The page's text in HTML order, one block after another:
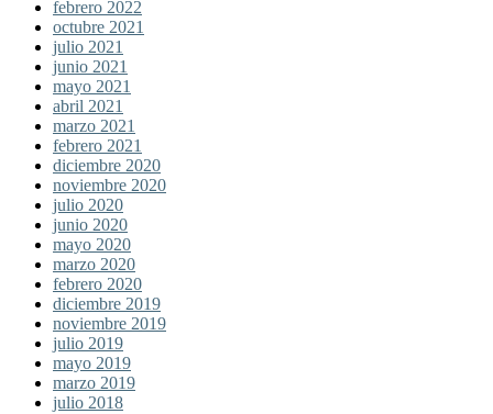
febrero 2022
octubre 2021
julio 2021
junio 2021
mayo 2021
abril 2021
marzo 2021
febrero 2021
diciembre 2020
noviembre 2020
julio 2020
junio 2020
mayo 2020
marzo 2020
febrero 2020
diciembre 2019
noviembre 2019
julio 2019
mayo 2019
marzo 2019
julio 2018